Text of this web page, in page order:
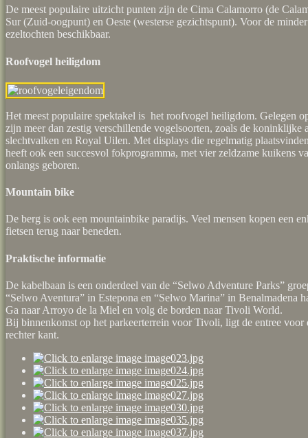
De meest populaire uitzicht punten zijn de Cima Calamorro (de
Sur (Zuid-oogpunt) en Oeste (westerse gezichtspunt). Voor de
ezeltochten beschikbaar.
Roofvogel heiligdom
Het meest populaire spektakel is het roofvogel heiligdom. Gelegen
zijn meer dan zestig verschillende vogelsoorten, zoals de koninklijke
slechtvalken en Royal Uilen. Met displays die regelmatig
heeft ook een succesvol fokprogramma, met vier zeldzame kuikens
onlangs geboren.
Mountain bike
De berg is ook een mountainbike paradijs. Veel mensen kopen een
fietsen terug naar beneden.
Praktische informatie
De kabelbaan is een onderdeel van de “Selwo Adventure Parks”
“Selwo Aventura” in Estepona en “Selwo Marina” in Benalmadena
Ga naar Arroyo de la Miel en volg de borden naar Tivoli World.
Bij binnenkomst op het parkeerterrein voor Tivoli, ligt de entree voor
rechter kant.